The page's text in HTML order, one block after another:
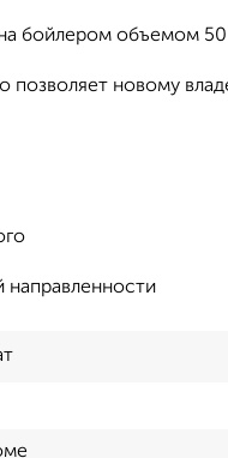
бойлером объемом
позволяет новому
направленности